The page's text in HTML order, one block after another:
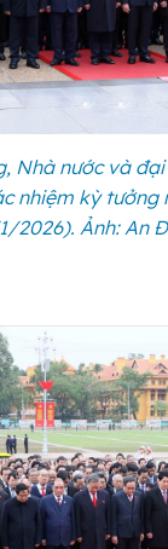
Nhà nước và
nhiệm kỳ tưởng
2026). Ảnh: An